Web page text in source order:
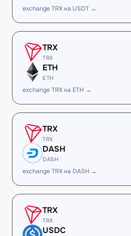
exchange TRX на USDT →
TRX
TRX
ETH
ETH
exchange TRX на ETH →
TRX
TRX
DASH
DASH
exchange TRX на DASH →
TRX
TRX
USDC